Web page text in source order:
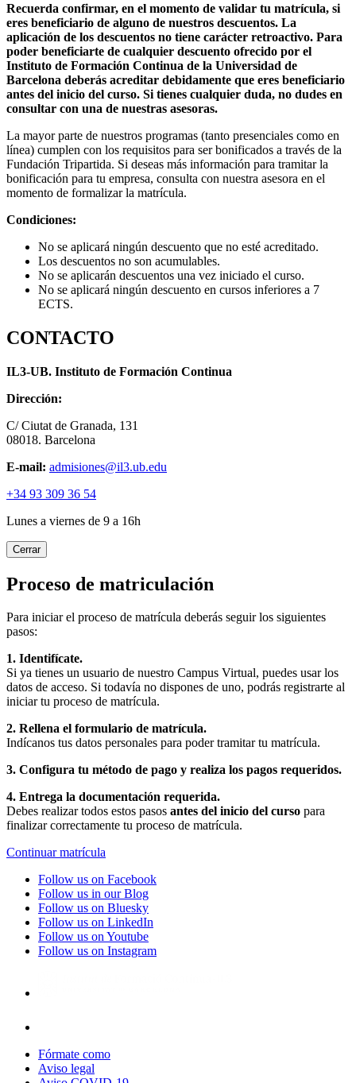
Recuerda confirmar, en el momento de validar tu matrícula, si
eres beneficiario de alguno de nuestros descuentos. La
aplicación de los descuentos no tiene carácter retroactivo. Para
poder beneficiarte de cualquier descuento ofrecido por el
Instituto de Formación Continua de la Universidad de
Barcelona deberás acreditar debidamente que eres beneficiario
antes del inicio del curso. Si tienes cualquier duda, no dudes en
consultar con una de nuestras asesoras.
La mayor parte de nuestros programas (tanto presenciales como en
línea) cumplen con los requisitos para ser bonificados a través de la
Fundación Tripartida. Si deseas más información para tramitar la
bonificación para tu empresa, consulta con nuestra asesora en el
momento de formalizar la matrícula.
Condiciones:
No se aplicará ningún descuento que no esté acreditado.
Los descuentos no son acumulables.
No se aplicarán descuentos una vez iniciado el curso.
No se aplicará ningún descuento en cursos inferiores a 7
ECTS.
CONTACTO
IL3-UB. Instituto de Formación Continua
Dirección:
C/ Ciutat de Granada, 131
08018. Barcelona
E-mail: admisiones@il3.ub.edu
+34 93 309 36 54
Lunes a viernes de 9 a 16h
Cerrar
Proceso de matriculación
Para iniciar el proceso de matrícula deberás seguir los siguientes
pasos:
1. Identifícate.
Si ya tienes un usuario de nuestro Campus Virtual, puedes usar los
datos de acceso. Si todavía no dispones de uno, podrás registrarte al
iniciar tu proceso de matrícula.
2. Rellena el formulario de matrícula.
Indícanos tus datos personales para poder tramitar tu matrícula.
3. Configura tu método de pago y realiza los pagos requeridos.
4. Entrega la documentación requerida.
Debes realizar todos estos pasos antes del inicio del curso para
finalizar correctamente tu proceso de matrícula.
Continuar matrícula
Follow us on Facebook
Follow us in our Blog
Follow us on Bluesky
Follow us on LinkedIn
Follow us on Youtube
Follow us on Instagram
Fórmate como
Aviso legal